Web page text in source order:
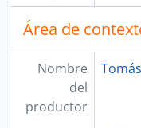
Área de
Nombre
del
productor